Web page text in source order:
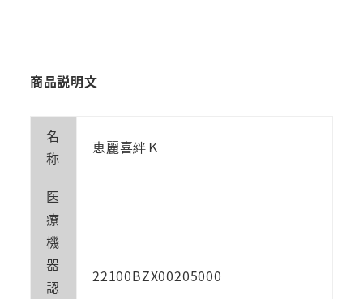
個
商品説明文
名
称
恵麗喜絆Ｋ
医
療
機
器
認
22100BZX00205000